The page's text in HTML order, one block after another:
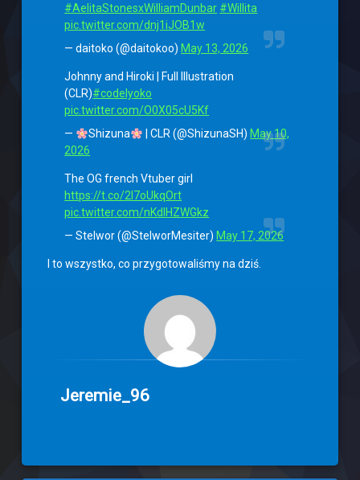
#AelitaStonesxWilliamDunbar #Willita
pic.twitter.com/dnj1iJOB1w
— daitoko (@daitokoo) May 13, 2026
Johnny and Hiroki | Full Illustration
(CLR)#codelyoko
pic.twitter.com/O0X05cU5Kf
—
Shizuna | CLR (@ShizunaSH) May 10,
2026
The OG french Vtuber girl
https://t.co/2I7oUkqOrt
pic.twitter.com/nKdIHZWGkz
— Stelwor (@StelworMesiter) May 17, 2026
I to wszystko, co przygotowaliśmy na dziś.
Jeremie_96